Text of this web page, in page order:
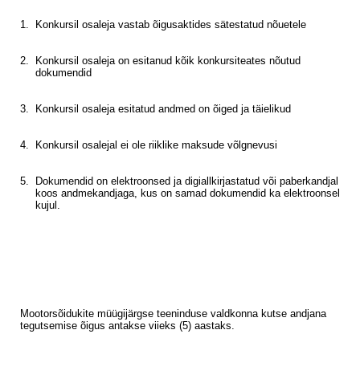
1. Konkursil osaleja vastab õigusaktides sätestatud nõuetele
2.
Konkursil osaleja on esitanud kõik konkursiteates nõutud
dokumendid
3. Konkursil osaleja esitatud andmed on õiged ja täielikud
4. Konkursil osalejal ei ole riiklike maksude võlgnevusi
5.
Dokumendid on elektroonsed ja digiallkirjastatud või paberkandjal
koos andmekandjaga, kus on samad dokumendid ka elektroonsel
kujul.
Mootorsõidukite müügijärgse teeninduse valdkonna kutse andjana
tegutsemise õigus antakse viieks (5) aastaks.